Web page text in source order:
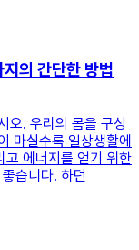
의 간단한 방법
오. 우리의 몸을 구성
마실수록 일상생활에
고 에너지를 얻기 위한
습니다. 하던